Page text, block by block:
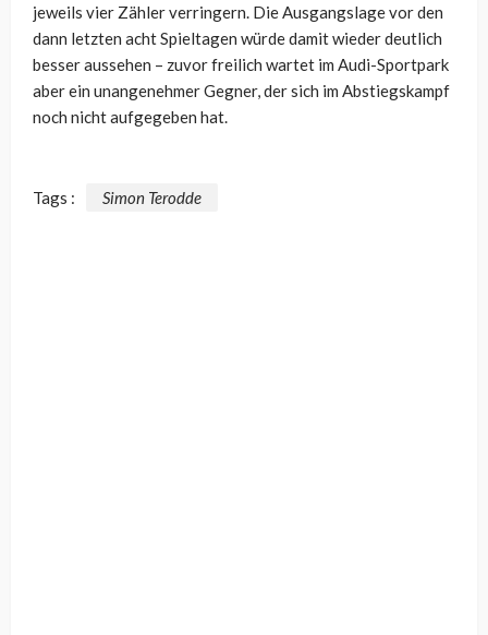
jeweils vier Zähler verringern. Die Ausgangslage vor den
dann letzten acht Spieltagen würde damit wieder deutlich
besser aussehen – zuvor freilich wartet im Audi-Sportpark
aber ein unangenehmer Gegner, der sich im Abstiegskampf
noch nicht aufgegeben hat.
Tags : Simon Terodde